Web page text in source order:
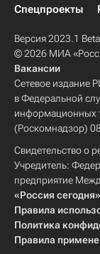
Спецпроекты
Версия 2023.1 Beta
© 2026 МИА
Вакансии
Сетевое издание
в Федеральной
информационных
(Роскомнадзор)
Свидетельство о
Учредитель:
предприятие
«Россия сегодня»
Правила
Политика
Правила